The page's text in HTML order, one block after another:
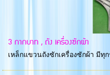
3 กากบาท , ถัง เครื่องซักผ้า
เหล็กแขวนถังซักเครื่องซักผ้า มีทุ